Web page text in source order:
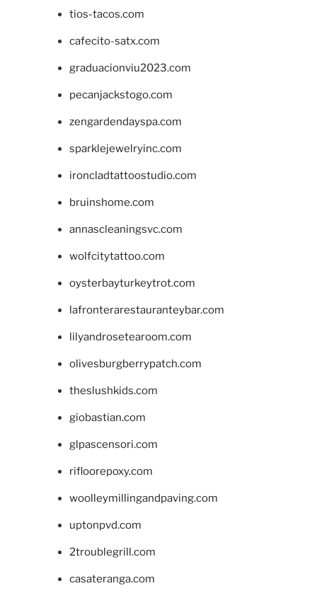
tios-tacos.com
cafecito-satx.com
graduacionviu2023.com
pecanjackstogo.com
zengardendayspa.com
sparklejewelryinc.com
ironcladtattoostudio.com
bruinshome.com
annascleaningsvc.com
wolfcitytattoo.com
oysterbayturkeytrot.com
lafronterarestauranteybar.com
lilyandrosetearoom.com
olivesburgberrypatch.com
theslushkids.com
giobastian.com
glpascensori.com
rifloorepoxy.com
woolleymillingandpaving.com
uptonpvd.com
2troublegrill.com
casateranga.com